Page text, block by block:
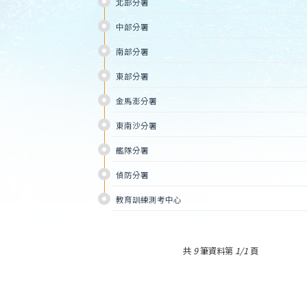
中部分署
南部分署
東部分署
金馬澎分署
東南沙分署
艦隊分署
偵防分署
教育訓練測考中心
共 9筆資料第 1/1 頁